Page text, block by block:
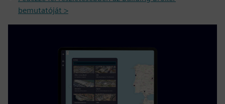
bemutatóját >